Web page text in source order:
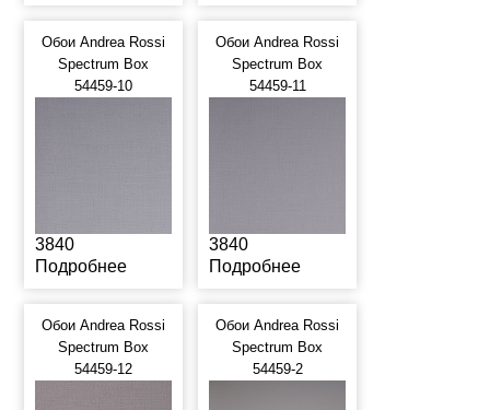
Обои Andrea Rossi
Spectrum Box
54459-10
3840
Подробнее
Обои Andrea Rossi
Spectrum Box
54459-11
3840
Подробнее
Обои Andrea Rossi
Spectrum Box
54459-12
Обои Andrea Rossi
Spectrum Box
54459-2